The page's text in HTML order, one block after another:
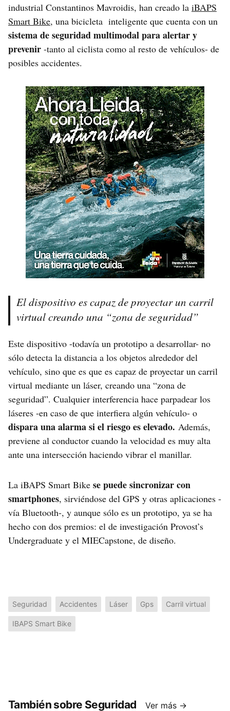
industrial Constantinos Mavroidis, han creado la iBAPS
Smart Bike, una bicicleta inteligente que cuenta con un
sistema de seguridad multimodal para alertar y
prevenir -tanto al ciclista como al resto de vehículos- de
posibles accidentes.
El dispositivo es capaz de proyectar un carril
virtual creando una “zona de seguridad”
Este dispositivo -todavía un prototipo a desarrollar- no
sólo detecta la distancia a los objetos alrededor del
vehículo, sino que es que es capaz de proyectar un carril
virtual mediante un láser, creando una “zona de
seguridad”. Cualquier interferencia hace parpadear los
láseres -en caso de que interfiera algún vehículo- o
dispara una alarma si el riesgo es elevado. Además,
previene al conductor cuando la velocidad es muy alta
ante una intersección haciendo vibrar el manillar.
La iBAPS Smart Bike se puede sincronizar con
smartphones, sirviéndose del GPS y otras aplicaciones -
vía Bluetooth-, y aunque sólo es un prototipo, ya se ha
hecho con dos premios: el de investigación Provost’s
Undergraduate y el MIECapstone, de diseño.
Seguridad Accidentes Láser Gps Carril virtual
IBAPS Smart Bike
También sobre Seguridad Ver más →